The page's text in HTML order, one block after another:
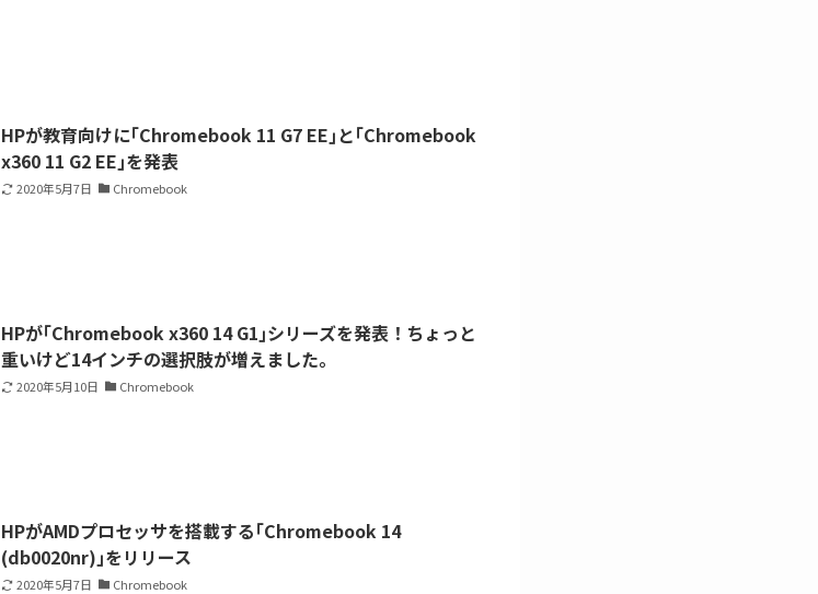
HPが教育向けに｢Chromebook 11 G7 EE｣と｢Chromebook
x360 11 G2 EE｣を発表
2020年5月7日 Chromebook
HPが｢Chromebook x360 14 G1｣シリーズを発表！ちょっと
重いけど14インチの選択肢が増えました。
2020年5月10日 Chromebook
HPがAMDプロセッサを搭載する｢Chromebook 14
(db0020nr)｣をリリース
2020年5月7日 Chromebook